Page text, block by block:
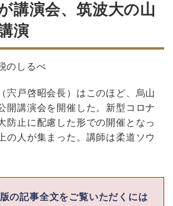
講演会、筑波大の山
演
のしるべ
宍戸啓昭会長）はこのほど、烏山
開講演会を開催した。新型コロナ
防止に配慮した形での開催となっ
の人が集まった。講師は柔道ソウ
の記事全文をご覧いただくには